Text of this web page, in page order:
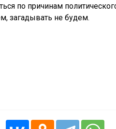
по причинам
загадывать не будем.